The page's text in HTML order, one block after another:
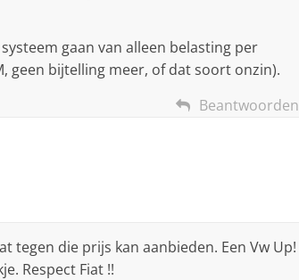
gaan van alleen belasting per
geen bijtelling meer, of dat soort onzin).
Beantwoorden
tegen die prijs kan aanbieden. Een Vw Up!
Respect Fiat !!